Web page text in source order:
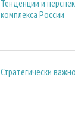
Тенденции и
комплекса России
Стратегически